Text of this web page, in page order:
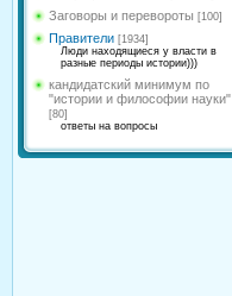
Заговоры и перевороты [100]
Правители [1934]
Люди находящиеся у власти в
разные периоды истории)))
кандидатский минимум по
"истории и философии науки"
[80]
ответы на вопросы